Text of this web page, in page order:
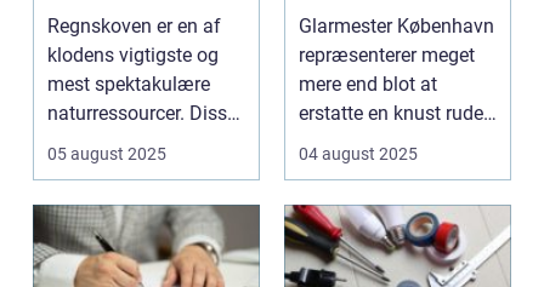
vugge
Regnskoven er en af
klodens vigtigste og
mest spektakulære
naturressourcer. Disse
frodige &osl...
05 august 2025
glasløsninger til
enhver behov
Glarmester København
repræsenterer meget
mere end blot at
erstatte en knust rude.
I hje...
04 august 2025